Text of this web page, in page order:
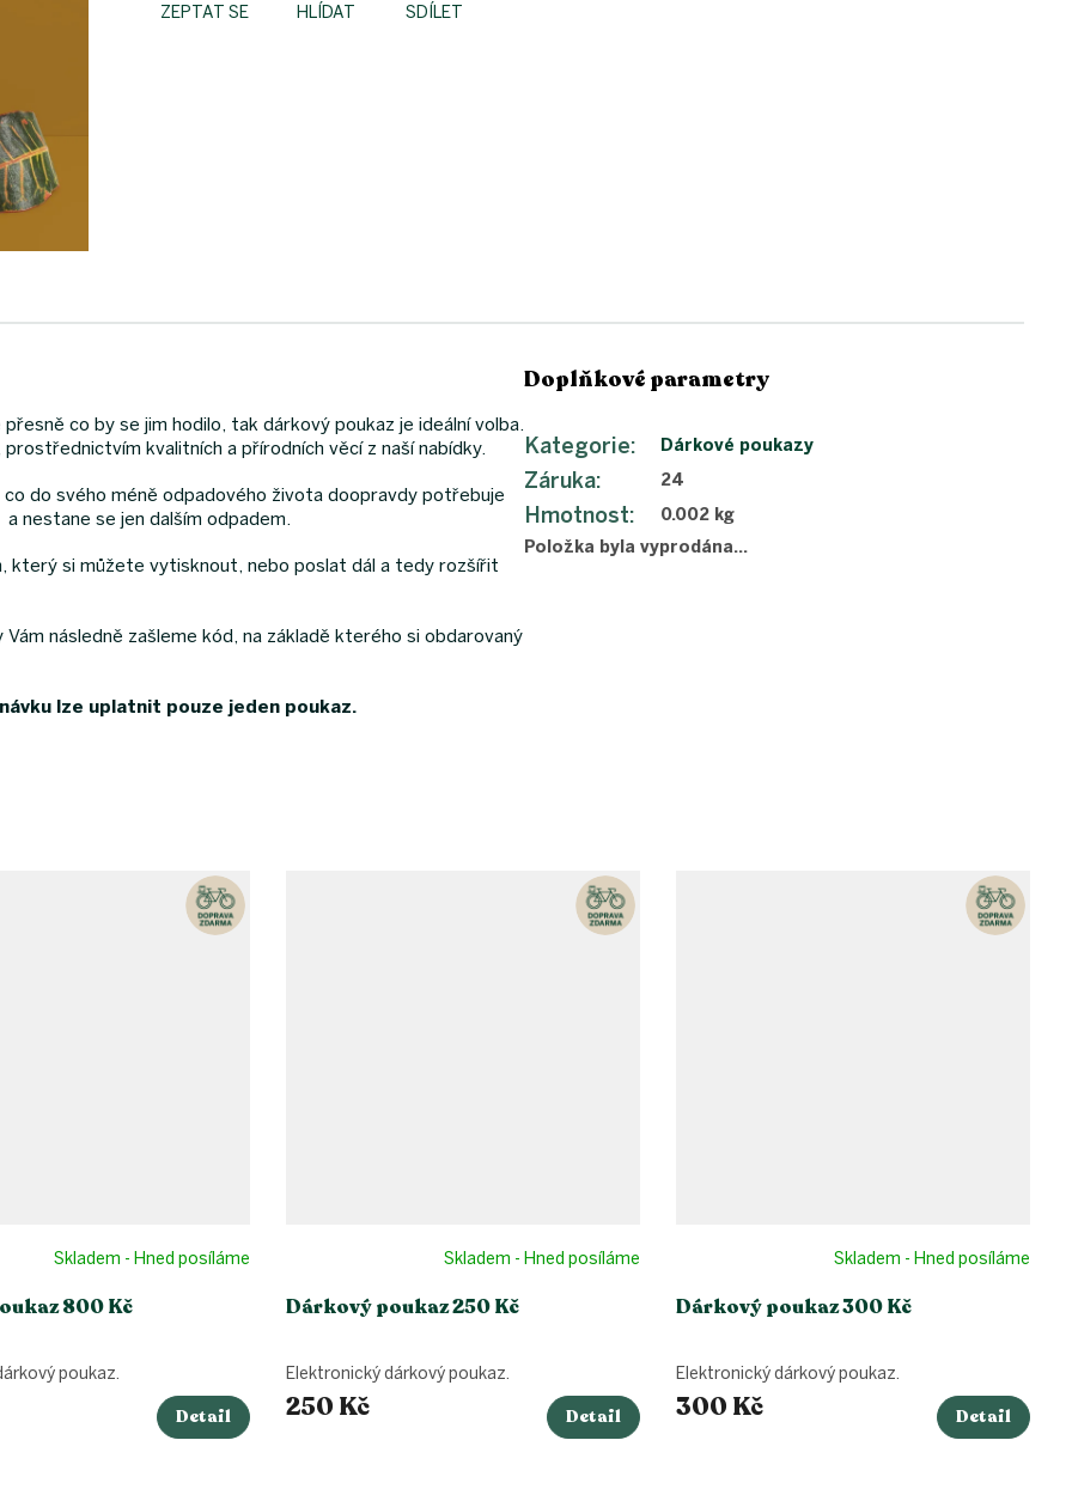
ZEPTAT SE HLÍDAT SDÍLET
800 Kč
Skladem - Hned posíláme
Detail
poukaz.
Dárkový poukaz 250 Kč
Skladem - Hned posíláme
250 Kč Detail
Elektronický dárkový poukaz.
Dárkový poukaz 300 Kč
Skladem - Hned posíláme
300 Kč Detail
Elektronický dárkový poukaz.
co by se jim hodilo, tak dárkový poukaz je ideální volba.
kvalitních a přírodních věcí z naší nabídky.
do svého méně odpadového života doopravdy potřebuje
nestane se jen dalším odpadem.
který si můžete vytisknout, nebo poslat dál a tedy rozšířit
následně zašleme kód, na základě kterého si obdarovaný
lze uplatnit pouze jeden poukaz.
Doplňkové parametry
Kategorie: Dárkové poukazy
Záruka: 24
Hmotnost:
0.002 kg
Položka byla vyprodána…